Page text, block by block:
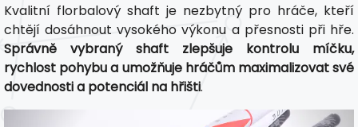
Kvalitní florbalový shaft je nezbytný pro hráče, kteří
chtějí dosáhnout vysokého výkonu a přesnosti při hře.
Správně vybraný shaft zlepšuje kontrolu míčku,
rychlost pohybu a umožňuje hráčům maximalizovat své
dovednosti a potenciál na hřišti.